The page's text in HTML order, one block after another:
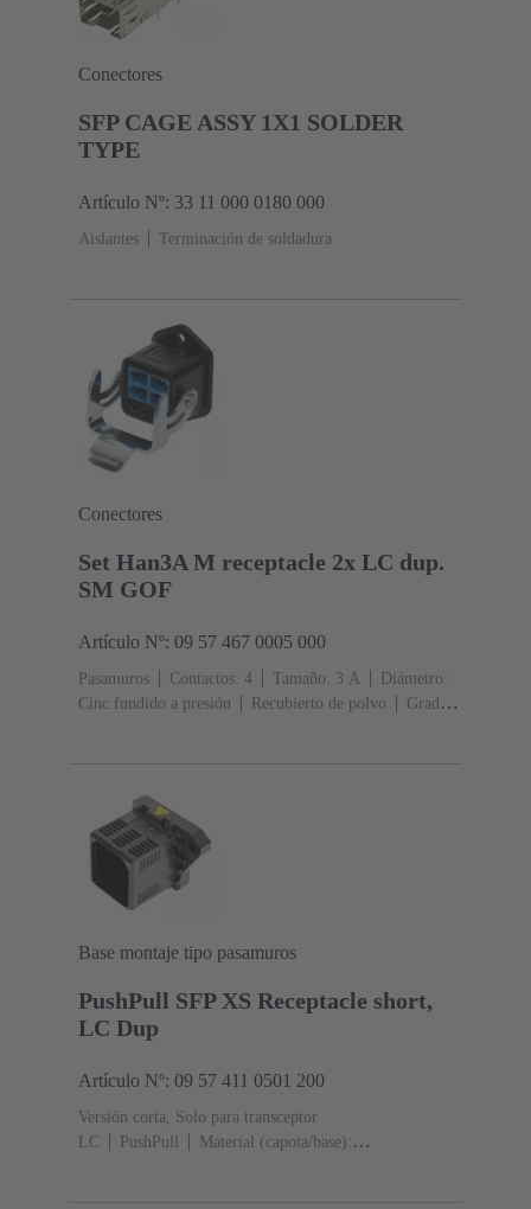
Conectores
SFP CAGE ASSY 1X1 SOLDER
TYPE
Artículo Nº: 33 11 000 0180 000
Aislantes Terminación de soldadura
Conectores
Set Han3A M receptacle 2x LC dup.
SM GOF
Artículo Nº: 09 57 467 0005 000
Pasamuros Contactos: 4 Tamaño: 3 A
Diámetro:
Cinc fundido a presión
Recubierto de polvo
Grado
Base montaje tipo pasamuros
PushPull SFP XS Receptacle short,
LC Dup
Artículo Nº: 09 57 411 0501 200
Versión corta, Solo para transceptor
LC
PushPull
Material (capota/base):